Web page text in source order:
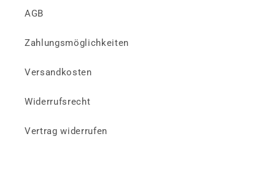
AGB
Zahlungsmöglichkeiten
Versandkosten
Widerrufsrecht
Vertrag widerrufen